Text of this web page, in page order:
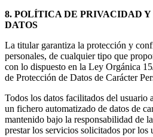
8. POLÍTICA DE PRIVACIDAD Y
DATOS
La titular garantiza la protección y
personales, de cualquier tipo que
con lo dispuesto en la Ley Orgánica
de Protección de Datos de Carácter
Todos los datos facilitados del usuario
un fichero automatizado de datos de
mantenido bajo la responsabilidad de
prestar los servicios solicitados por los